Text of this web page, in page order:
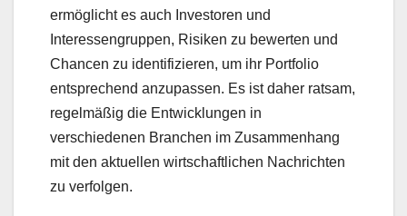
ermöglicht es auch Investoren und
Interessengruppen, Risiken zu bewerten und
Chancen zu identifizieren, um ihr Portfolio
entsprechend anzupassen. Es ist daher ratsam,
regelmäßig die Entwicklungen in
verschiedenen Branchen im Zusammenhang
mit den aktuellen wirtschaftlichen Nachrichten
zu verfolgen.